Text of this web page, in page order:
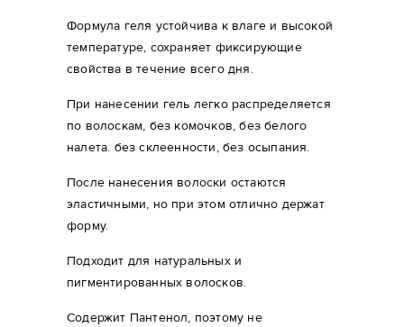
Формула геля устойчива к влаге и высокой
температуре, сохраняет фиксирующие
свойства в течение всего дня.
При нанесении гель легко распределяется
по волоскам, без комочков, без белого
налета. без склеенности, без осыпания.
После нанесения волоски остаются
эластичными, но при этом отлично держат
форму.
Подходит для натуральных и
пигментированных волосков.
Содержит Пантенол, поэтому не